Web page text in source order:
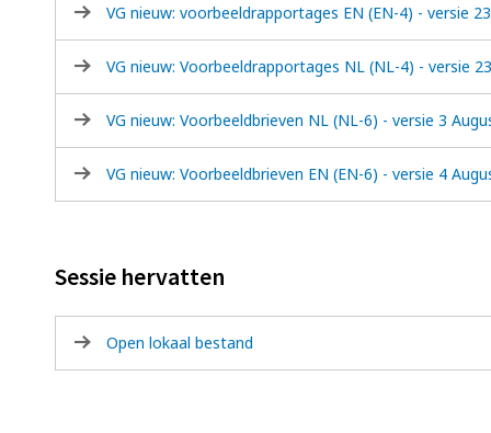
VG nieuw: voorbeeldrapportages EN (EN-4) - versie
VG nieuw: Voorbeeldrapportages NL (NL-4) - versie
VG nieuw: Voorbeeldbrieven NL (NL-6) - versie 3
VG nieuw: Voorbeeldbrieven EN (EN-6) - versie 4
Sessie hervatten
Open lokaal bestand